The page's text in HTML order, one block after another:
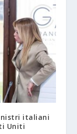
italiani
Uniti